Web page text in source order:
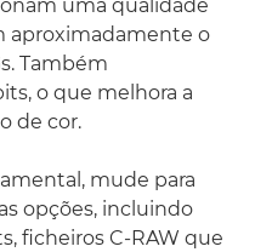
uma qualidade
aproximadamente o
Também
o que melhora a
de cor.
mude para
opções, incluindo
ficheiros C-RAW que